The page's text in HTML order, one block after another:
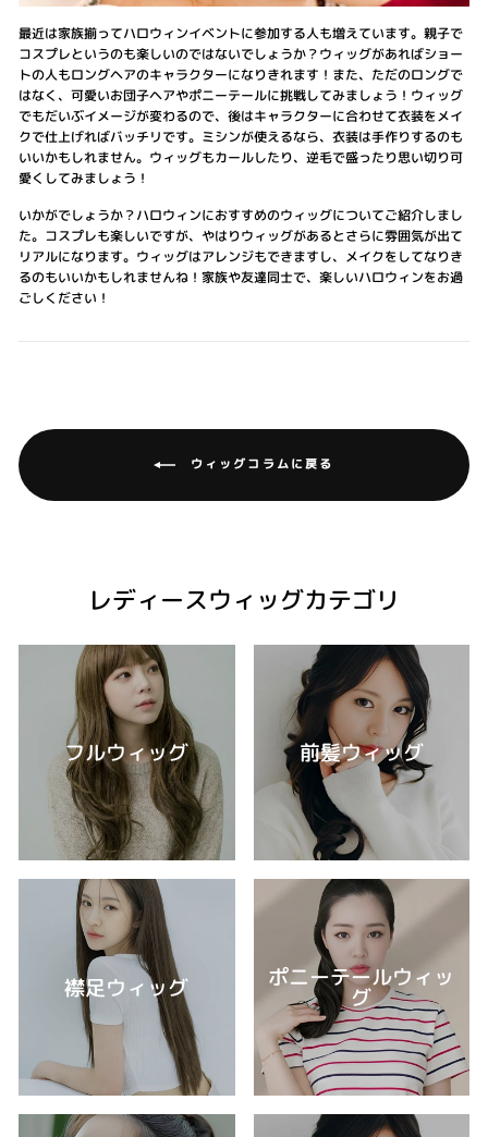
最近は家族揃ってハロウィンイベントに参加する人も増えています。親子で
コスプレというのも楽しいのではないでしょうか？ウィッグがあればショー
トの人もロングヘアのキャラクターになりきれます！また、ただのロングで
はなく、可愛いお団子ヘアやポニーテールに挑戦してみましょう！ウィッグ
でもだいぶイメージが変わるので、後はキャラクターに合わせて衣装をメイ
クで仕上げればバッチリです。ミシンが使えるなら、衣装は手作りするのも
いいかもしれません。ウィッグもカールしたり、逆毛で盛ったり思い切り可
愛くしてみましょう！
いかがでしょうか？ハロウィンにおすすめのウィッグについてご紹介しまし
た。コスプレも楽しいですが、やはりウィッグがあるとさらに雰囲気が出て
リアルになります。ウィッグはアレンジもできますし、メイクをしてなりき
るのもいいかもしれませんね！家族や友達同士で、楽しいハロウィンをお過
ごしください！
ウィッグコラムに戻る
レディースウィッグカテゴリ
フルウィッグ 前髪ウィッグ
襟足ウィッグ ポニーテールウィッ
グ